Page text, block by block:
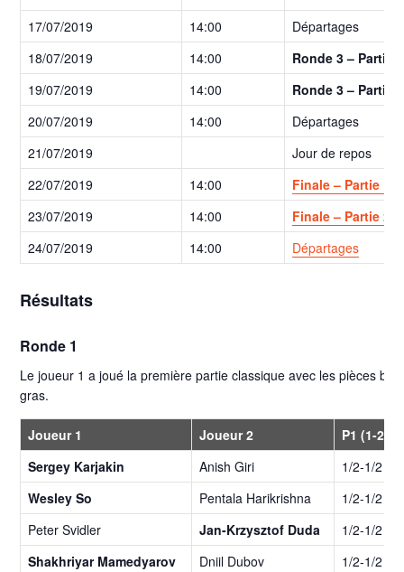
17/07/2019
14:00
Départages
18/07/2019
14:00
Ronde 3 – Partie 1
19/07/2019
14:00
Ronde 3 – Partie 2
20/07/2019
14:00
Départages
21/07/2019
Jour de repos
22/07/2019
14:00
Finale – Partie 1
23/07/2019
14:00
Finale – Partie 2
24/07/2019
14:00 Départages
Résultats
Ronde 1
Le joueur 1 a joué la première partie classique avec les pièces
gras.
Joueur 1 Joueur 2
P1 (1-2)
Sergey Karjakin
Anish Giri
1/2-1/2
Wesley So
Pentala Harikrishna
1/2-1/2
Peter Svidler
Jan-Krzysztof Duda
1/2-1/2
Shakhriyar Mamedyarov
Dniil Dubov
1/2-1/2